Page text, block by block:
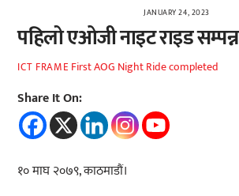
JANUARY 24, 2023
पहिलो एओजी नाइट राइड सम्पन्न
ICT FRAME First AOG Night Ride completed
Share It On:
१० माघ २०७९, काठमाडौं।